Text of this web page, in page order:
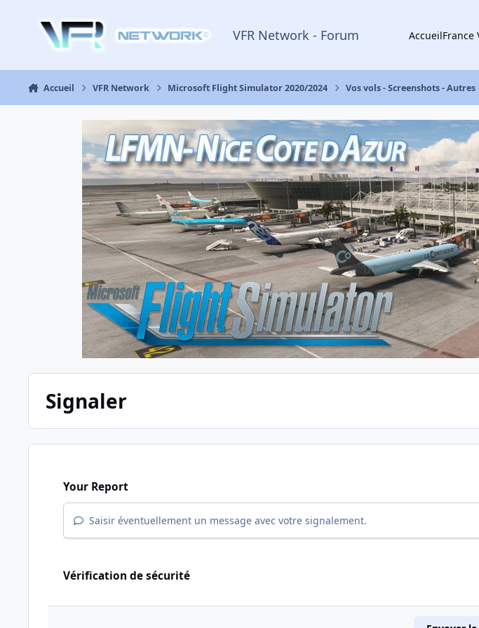
VFR Network - Forum AccueilFrance
Accueil VFR Network Microsoft Flight Simulator 2020/2024 Vos vols - Screenshots - Autres
Signaler
Your Report
Saisir éventuellement un message avec votre signalement.
Vérification de sécurité